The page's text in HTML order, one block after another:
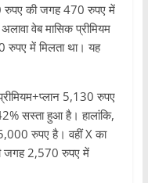
रुपए की जगह 470 रुपए में
वेब मासिक प्रीमियम
में मिलता था। यह
5,130 रुपए
सस्ता हुआ है। हालांकि,
रुपए है। वहीं X का
जगह 2,570 रुपए में